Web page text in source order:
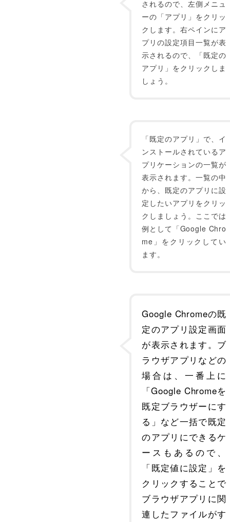
されるので、左側メニュ
ーの「アプリ」をクリッ
クします。右ペインにア
プリの設定項目一覧が表
示されるので、「既定の
アプリ」をクリックしま
しょう。
「既定のアプリ」で、イ
ンストールされているア
プリケーションの一覧が
表示されます。一覧の中
から、既定のアプリに設
定したいアプリをクリッ
クしましょう。ここでは
例として「Google Chro
me」をクリックしてい
ます。
Google Chromeの既
定のアプリ設定画面
が表示されます。ブ
ラウザアプリなどの
場合は、一番上に
「Google Chromeを
既定ブラウザーにす
る」など一括で既定
のアプリにできるケ
ースもあるので、
「既定値に設定」を
クリックすることで
ブラウザアプリに関
連したファイルがす